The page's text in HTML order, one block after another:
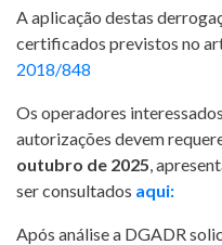
A aplicação destas
certificados previstos no
2018/848
Os operadores
autorizações devem
outubro de 2025 ,
ser consultados aqui:
Após análise a DGADR